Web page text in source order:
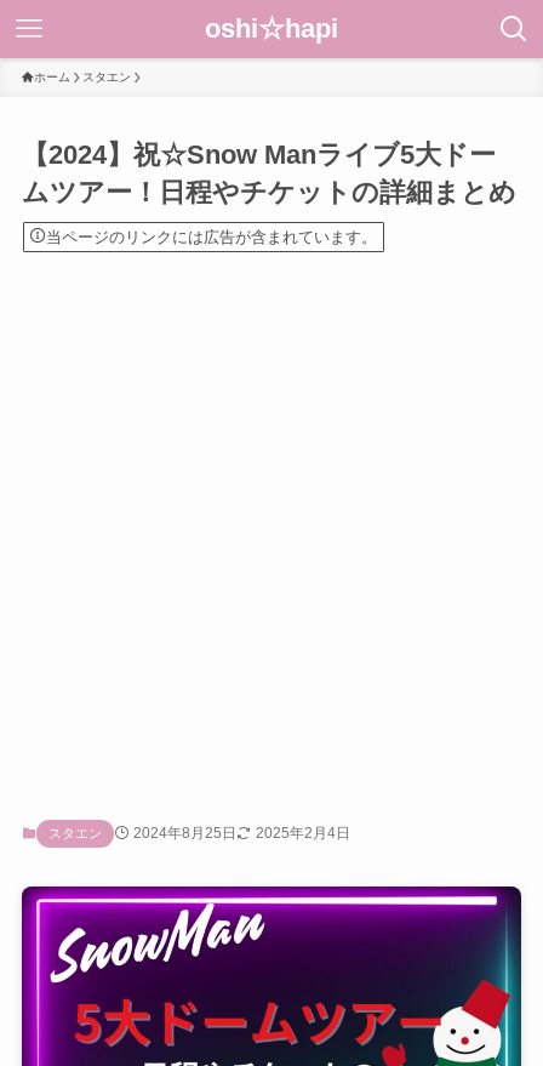
oshi☆hapi
ホーム スタエン
【2024】祝☆Snow Manライブ5大ドー
ムツアー！日程やチケットの詳細まとめ
当ページのリンクには広告が含まれています。
スタエン 2024年8月25日 2025年2月4日